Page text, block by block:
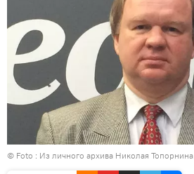
© Foto : Из личного архива Николая Топорнина